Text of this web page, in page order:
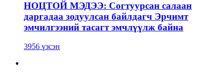
НОЦТОЙ МЭДЭЭ: Согтуурсан салаан
даргадаа зодуулсан байлдагч Эрчимт
эмчилгээний тасагт эмчлүүлж байна
3956 үзсэн